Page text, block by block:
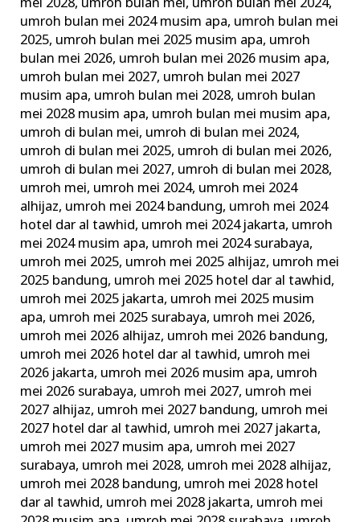
mei 2028, umroh bulan mei, umroh bulan mei 2024,
umroh bulan mei 2024 musim apa, umroh bulan mei
2025, umroh bulan mei 2025 musim apa, umroh
bulan mei 2026, umroh bulan mei 2026 musim apa,
umroh bulan mei 2027, umroh bulan mei 2027
musim apa, umroh bulan mei 2028, umroh bulan
mei 2028 musim apa, umroh bulan mei musim apa,
umroh di bulan mei, umroh di bulan mei 2024,
umroh di bulan mei 2025, umroh di bulan mei 2026,
umroh di bulan mei 2027, umroh di bulan mei 2028,
umroh mei, umroh mei 2024, umroh mei 2024
alhijaz, umroh mei 2024 bandung, umroh mei 2024
hotel dar al tawhid, umroh mei 2024 jakarta, umroh
mei 2024 musim apa, umroh mei 2024 surabaya,
umroh mei 2025, umroh mei 2025 alhijaz, umroh mei
2025 bandung, umroh mei 2025 hotel dar al tawhid,
umroh mei 2025 jakarta, umroh mei 2025 musim
apa, umroh mei 2025 surabaya, umroh mei 2026,
umroh mei 2026 alhijaz, umroh mei 2026 bandung,
umroh mei 2026 hotel dar al tawhid, umroh mei
2026 jakarta, umroh mei 2026 musim apa, umroh
mei 2026 surabaya, umroh mei 2027, umroh mei
2027 alhijaz, umroh mei 2027 bandung, umroh mei
2027 hotel dar al tawhid, umroh mei 2027 jakarta,
umroh mei 2027 musim apa, umroh mei 2027
surabaya, umroh mei 2028, umroh mei 2028 alhijaz,
umroh mei 2028 bandung, umroh mei 2028 hotel
dar al tawhid, umroh mei 2028 jakarta, umroh mei